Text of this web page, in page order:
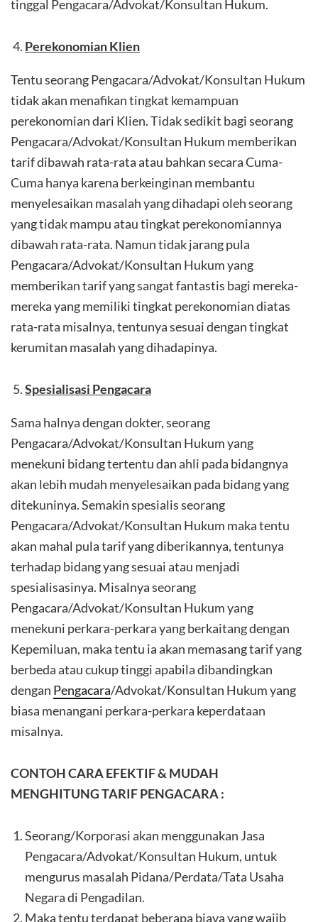
tinggal Pengacara/Advokat/Konsultan Hukum.
Perekonomian Klien
Tentu seorang Pengacara/Advokat/Konsultan Hukum
tidak akan menafikan tingkat kemampuan
perekonomian dari Klien. Tidak sedikit bagi seorang
Pengacara/Advokat/Konsultan Hukum memberikan
tarif dibawah rata-rata atau bahkan secara Cuma-
Cuma hanya karena berkeinginan membantu
menyelesaikan masalah yang dihadapi oleh seorang
yang tidak mampu atau tingkat perekonomiannya
dibawah rata-rata. Namun tidak jarang pula
Pengacara/Advokat/Konsultan Hukum yang
memberikan tarif yang sangat fantastis bagi mereka-
mereka yang memiliki tingkat perekonomian diatas
rata-rata misalnya, tentunya sesuai dengan tingkat
kerumitan masalah yang dihadapinya.
Spesialisasi Pengacara
Sama halnya dengan dokter, seorang
Pengacara/Advokat/Konsultan Hukum yang
menekuni bidang tertentu dan ahli pada bidangnya
akan lebih mudah menyelesaikan pada bidang yang
ditekuninya. Semakin spesialis seorang
Pengacara/Advokat/Konsultan Hukum maka tentu
akan mahal pula tarif yang diberikannya, tentunya
terhadap bidang yang sesuai atau menjadi
spesialisasinya. Misalnya seorang
Pengacara/Advokat/Konsultan Hukum yang
menekuni perkara-perkara yang berkaitang dengan
Kepemiluan, maka tentu ia akan memasang tarif yang
berbeda atau cukup tinggi apabila dibandingkan
dengan Pengacara/Advokat/Konsultan Hukum yang
biasa menangani perkara-perkara keperdataan
misalnya.
CONTOH CARA EFEKTIF & MUDAH
MENGHITUNG TARIF PENGACARA :
Seorang/Korporasi akan menggunakan Jasa
Pengacara/Advokat/Konsultan Hukum, untuk
mengurus masalah Pidana/Perdata/Tata Usaha
Negara di Pengadilan.
Maka tentu terdapat beberapa biaya yang wajib